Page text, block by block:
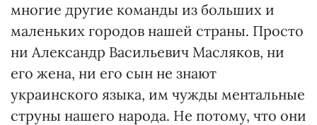
многие другие команды из больших и
маленьких городов нашей страны. Просто
ни Александр Васильевич Масляков, ни
его жена, ни его сын не знают
украинского языка, им чужды ментальные
струны нашего народа. Не потому, что они